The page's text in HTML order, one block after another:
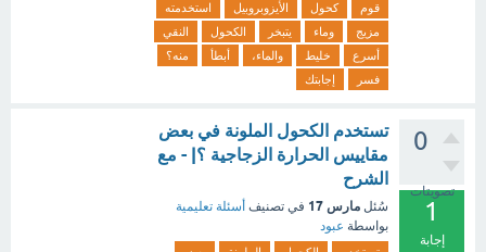
قوم كحول الأيزوبروبيل
استخدمته
مزيج
وماء يتبخر الكحول
النقي
أسرع
خليط والماء، أبطأ
منه؟
فسر
إجابتك
0
تصويتات
1
إجابة
تستخدم الكحول الملونة في بعض
مقاييس الحرارة الزجاجية ؟| - مع
الشرح
سُئل مارس 17 في تصنيف أسئلة تعليمية
بواسطة عبود